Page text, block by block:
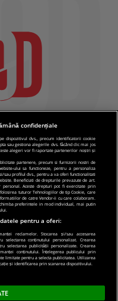
de Cookie|Politica
confidențiale
dispozitivul dvs., precum identificatorii cookie
sau gestiona alegerile dvs. făcând clic mai jos
alegeri vor fi raportate partenerilor noștri și
partenere, precum si furnizorii nostri de
ului sa functioneze, pentru a personaliza
sau profilul dvs., pentru a va oferi functionalitati
Beneficiati de drepturile prevazute de art.
personal. Aceste drepturi pot fi exercitate prin
folosirea tuturor Tehnologiilor de tip Cookie, care
de catre Vendor-ii cu care colaboram.
schimba preferintele in mod individual, mai putin
pentru a oferi:
reclamelor. Stocarea și/sau accesarea
conținutului personalizat. Crearea
selectarea publicității personalizate. Crearea
conținutului. Înțelegerea publicului prin
limitate pentru a selecta publicitatea. Utilizarea
și identificarea prin scanarea dispozitivului.